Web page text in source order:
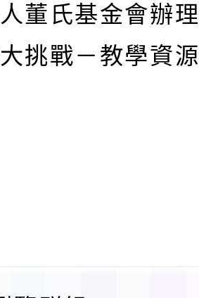
董氏基金會辦
大挑戰－教學資